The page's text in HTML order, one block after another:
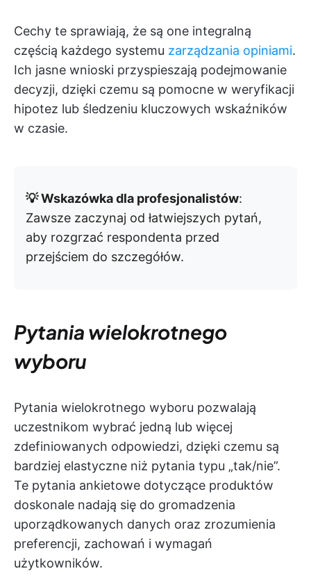
Cechy te sprawiają, że są one integralną
częścią każdego systemu zarządzania opiniami.
Ich jasne wnioski przyspieszają podejmowanie
decyzji, dzięki czemu są pomocne w weryfikacji
hipotez lub śledzeniu kluczowych wskaźników
w czasie.
💡 Wskazówka dla profesjonalistów:
Zawsze zaczynaj od łatwiejszych pytań,
aby rozgrzać respondenta przed
przejściem do szczegółów.
Pytania wielokrotnego
wyboru
Pytania wielokrotnego wyboru pozwalają
uczestnikom wybrać jedną lub więcej
zdefiniowanych odpowiedzi, dzięki czemu są
bardziej elastyczne niż pytania typu „tak/nie”.
Te pytania ankietowe dotyczące produktów
doskonale nadają się do gromadzenia
uporządkowanych danych oraz zrozumienia
preferencji, zachowań i wymagań
użytkowników.